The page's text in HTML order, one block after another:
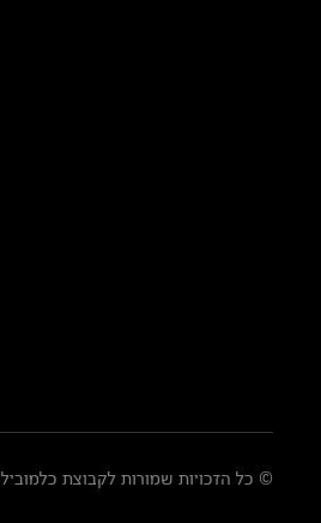
© כל הזכויות שמורות לקבוצת כלמוביל